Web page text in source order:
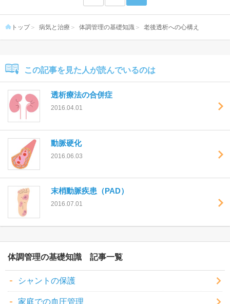
トップ 病気と治療 体調管理の基礎知識 老後透析への心構え
この記事を見た人が読んでいるのは
透析療法の合併症
2016.04.01
動脈硬化
2016.06.03
末梢動脈疾患（PAD）
2016.07.01
体調管理の基礎知識
シャントの保護
家庭での血圧管理